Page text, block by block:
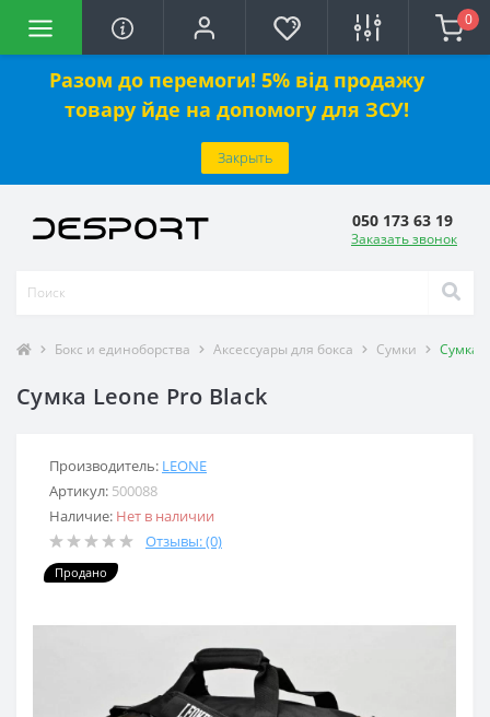
Разом до перемоги! 5% від продажу
товару йде на допомогу для ЗСУ!
Закрыть
0
050 173 63 19
Заказать звонок
Бокс и единоборства Аксессуары для бокса Сумки Сумка
Сумка Leone Pro Black
Производитель: LEONE
Артикул: 500088
Наличие: Нет в наличии
Отзывы: (0)
Продано